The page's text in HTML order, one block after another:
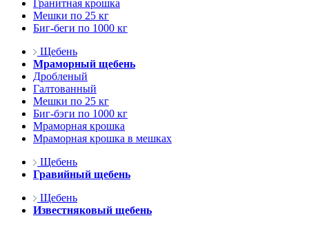
Гранитная крошка
Мешки по 25 кг
Биг-беги по 1000 кг
Щебень
Мраморный щебень
Дробленый
Галтованный
Мешки по 25 кг
Биг-бэги по 1000 кг
Мраморная крошка
Мраморная крошка в мешках
Щебень
Гравийный щебень
Щебень
Известняковый щебень